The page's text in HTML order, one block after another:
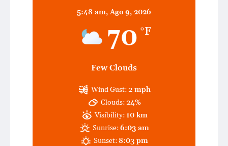
5:48 am, Ago 9, 2026
70 °F
Few Clouds
Wind Gust:2 mph
Clouds:24%
Visibility: 10 km
Sunrise:6:03 am
Sunset:8:03 pm